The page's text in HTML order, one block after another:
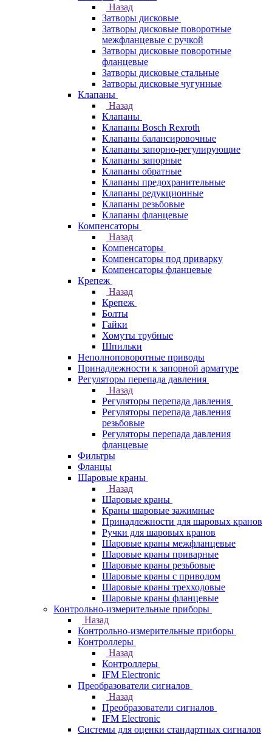
Назад
Затворы дисковые
Затворы дисковые поворотные
межфланцевые с ручкой
Затворы дисковые поворотные
фланцевые
Затворы дисковые стальные
Затворы дисковые чугунные
Клапаны
Назад
Клапаны
Клапаны Bosch Rexroth
Клапаны балансировочные
Клапаны запорно-регулирующие
Клапаны запорные
Клапаны обратные
Клапаны предохранительные
Клапаны редукционные
Клапаны резьбовые
Клапаны фланцевые
Компенсаторы
Назад
Компенсаторы
Компенсаторы под приварку
Компенсаторы фланцевые
Крепеж
Назад
Крепеж
Болты
Гайки
Хомуты трубные
Шпильки
Неполноповоротные приводы
Принадлежности к запорной арматуре
Регуляторы перепада давления
Назад
Регуляторы перепада давления
Регуляторы перепада давления
резьбовые
Регуляторы перепада давления
фланцевые
Фильтры
Фланцы
Шаровые краны
Назад
Шаровые краны
Краны шаровые зажимные
Принадлежности для шаровых кранов
Ручки для шаровых кранов
Шаровые краны межфланцевые
Шаровые краны приварные
Шаровые краны резьбовые
Шаровые краны с приводом
Шаровые краны трехходовые
Шаровые краны фланцевые
Контрольно-измерительные приборы
Назад
Контрольно-измерительные приборы
Контроллеры
Назад
Контроллеры
IFM Electronic
Преобразователи сигналов
Назад
Преобразователи сигналов
IFM Electronic
Системы для оценки стандартных сигналов